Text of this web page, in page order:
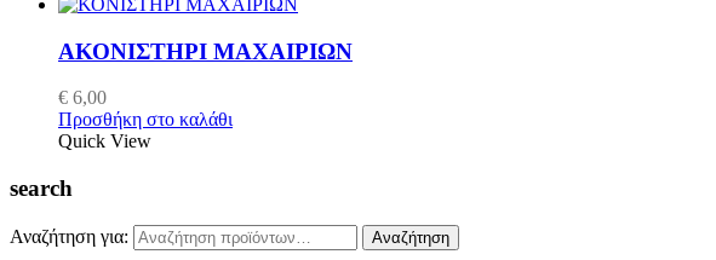
ΑΚΟΝΙΣΤΗΡΙ ΜΑΧΑΙΡΙΩΝ
€ 6,00
Προσθήκη στο καλάθι
Quick View
search
Αναζήτηση για: Αναζήτηση